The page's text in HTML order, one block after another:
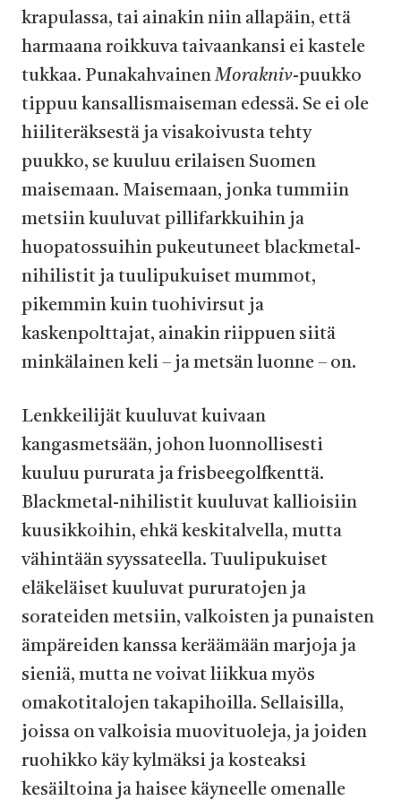
krapulassa, tai ainakin niin allapäin, että
harmaana roikkuva taivaankansi ei kastele
tukkaa. Punakahvainen Morakniv-puukko
tippuu kansallismaiseman edessä. Se ei ole
hiiliteräksestä ja visakoivusta tehty
puukko, se kuuluu erilaisen Suomen
maisemaan. Maisemaan, jonka tummiin
metsiin kuuluvat pillifarkkuihin ja
huopatossuihin pukeutuneet blackmetal-
nihilistit ja tuulipukuiset mummot,
pikemmin kuin tuohivirsut ja
kaskenpolttajat, ainakin riippuen siitä
minkälainen keli – ja metsän luonne – on.
Lenkkeilijät kuuluvat kuivaan
kangasmetsään, johon luonnollisesti
kuuluu pururata ja frisbeegolfkenttä.
Blackmetal-nihilistit kuuluvat kallioisiin
kuusikkoihin, ehkä keskitalvella, mutta
vähintään syyssateella. Tuulipukuiset
eläkeläiset kuuluvat pururatojen ja
sorateiden metsiin, valkoisten ja punaisten
ämpäreiden kanssa keräämään marjoja ja
sieniä, mutta ne voivat liikkua myös
omakotitalojen takapihoilla. Sellaisilla,
joissa on valkoisia muovituoleja, ja joiden
ruohikko käy kylmäksi ja kosteaksi
kesäiltoina ja haisee käyneelle omenalle